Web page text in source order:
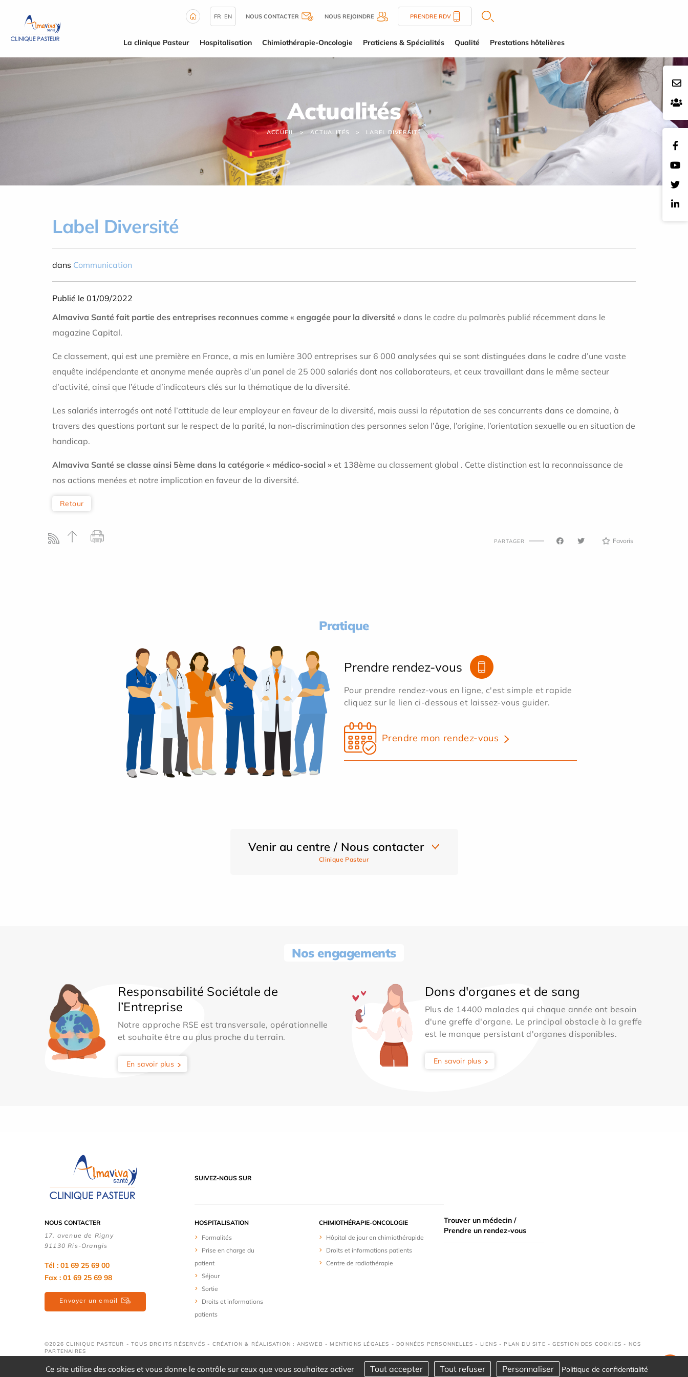
FR EN NOUS CONTACTER NOUS REJOINDRE PRENDRE RDV
La clinique Pasteur Hospitalisation Chimiothérapie-Oncologie Praticiens & Spécialités Qualité Prestations hôtelières
Actualités
ACCUEIL ACTUALITÉS LABEL DIVERSITÉ
Label Diversité
dans Communication
Publié le 01/09/2022
Almaviva Santé fait partie des entreprises reconnues comme « engagée pour la diversité » dans le cadre du palmarès publié récemment dans le
magazine Capital.
Ce classement, qui est une première en France, a mis en lumière 300 entreprises sur 6 000 analysées qui se sont distinguées dans le cadre d’une vaste
enquête indépendante et anonyme menée auprès d’un panel de 25 000 salariés dont nos collaborateurs, et ceux travaillant dans le même secteur
d’activité, ainsi que l’étude d’indicateurs clés sur la thématique de la diversité.
Les salariés interrogés ont noté l’attitude de leur employeur en faveur de la diversité, mais aussi la réputation de ses concurrents dans ce domaine, à
travers des questions portant sur le respect de la parité, la non-discrimination des personnes selon l’âge, l’origine, l’orientation sexuelle ou en situation de
handicap.
Almaviva Santé se classe ainsi 5ème dans la catégorie « médico-social » et 138ème au classement global . Cette distinction est la reconnaissance de
nos actions menées et notre implication en faveur de la diversité.
Retour
PARTAGER Favoris
Pratique
Prendre rendez-vous
Pour prendre rendez-vous en ligne, c'est simple et rapide
cliquez sur le lien ci-dessous et laissez-vous guider.
Prendre mon rendez-vous
Venir au centre / Nous contacter
Clinique Pasteur
Nos engagements
Responsabilité Sociétale de
l’Entreprise
Notre approche RSE est transversale, opérationnelle
et souhaite être au plus proche du terrain.
En savoir plus
Dons d'organes et de sang
Plus de 14400 malades qui chaque année ont besoin
d'une greffe d'organe. Le principal obstacle à la greffe
est le manque persistant d'organes disponibles.
En savoir plus
SUIVEZ-NOUS SUR
NOUS CONTACTER
17, avenue de Rigny
91130 Ris-Orangis
Tél : 01 69 25 69 00
Fax : 01 69 25 69 98
Envoyer un email
HOSPITALISATION
Formalités
Prise en charge du
patient
Séjour
Sortie
Droits et informations
patients
CHIMIOTHÉRAPIE-ONCOLOGIE
Hôpital de jour en chimiothérapide
Droits et informations patients
Centre de radiothérapie
Trouver un médecin /
Prendre un rendez-vous
©2026 CLINIQUE PASTEUR - TOUS DROITS RÉSERVÉS - CRÉATION & RÉALISATION : ANSWEB - MENTIONS LÉGALES - DONNÉES PERSONNELLES - LIENS - PLAN DU SITE -GESTION DES COOKIES - NOS
PARTENAIRES
Ce site utilise des cookies et vous donne le contrôle sur ceux que vous souhaitez activer Tout accepter Tout refuser Personnaliser Politique de confidentialité